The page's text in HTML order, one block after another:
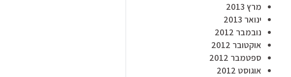
מרץ 2013
ינואר 2013
נובמבר 2012
אוקטובר 2012
ספטמבר 2012
אוגוסט 2012